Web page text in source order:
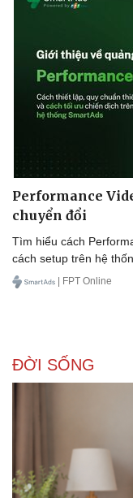
Doanh nghiệp
Performance
chuyển đổi
Tìm hiểu cách
cách setup trên hệ
| FPT Online
ĐỜI SỐNG